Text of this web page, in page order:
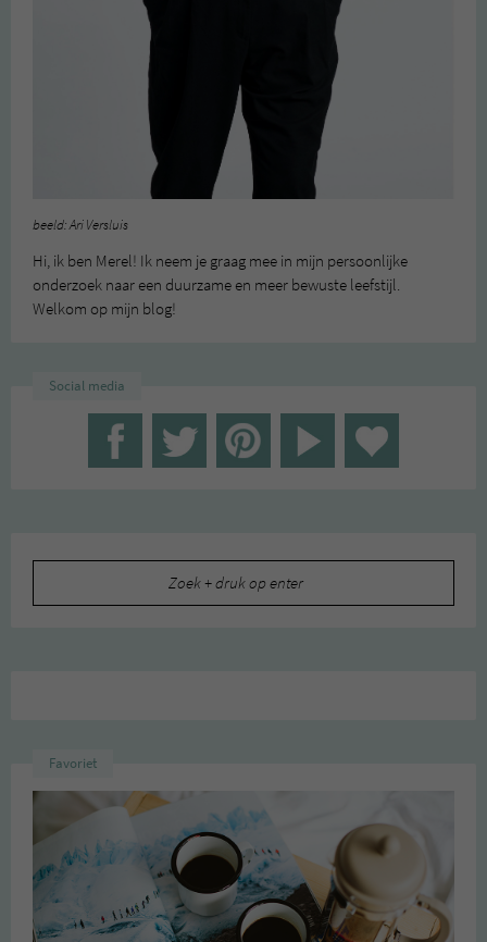
beeld: Ari Versluis
Hi, ik ben Merel! Ik neem je graag mee in mijn persoonlijke
onderzoek naar een duurzame en meer bewuste leefstijl.
Welkom op mijn blog!
Social media
Favoriet